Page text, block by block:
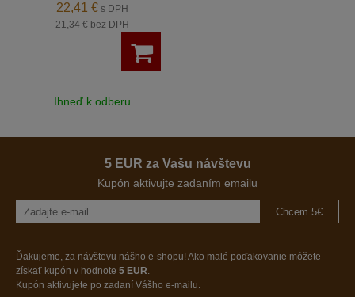
22,41 € s DPH
21,34 € bez DPH
Ihneď k odberu
5 EUR za Vašu návštevu
Kupón aktivujte zadaním emailu
Chcem 5€
Ďakujeme, za návštevu nášho e-shopu! Ako malé poďakovanie môžete
získať kupón v hodnote 5 EUR.
Kupón aktivujete po zadaní Vášho e-mailu.